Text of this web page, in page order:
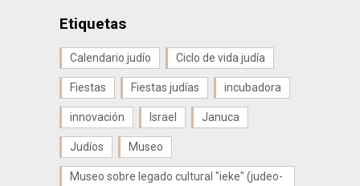
Etiquetas
Calendario judío Ciclo de vida judía
Fiestas Fiestas judías incubadora
innovación Israel Januca
Judíos Museo
Museo sobre legado cultural "ieke" (judeo-